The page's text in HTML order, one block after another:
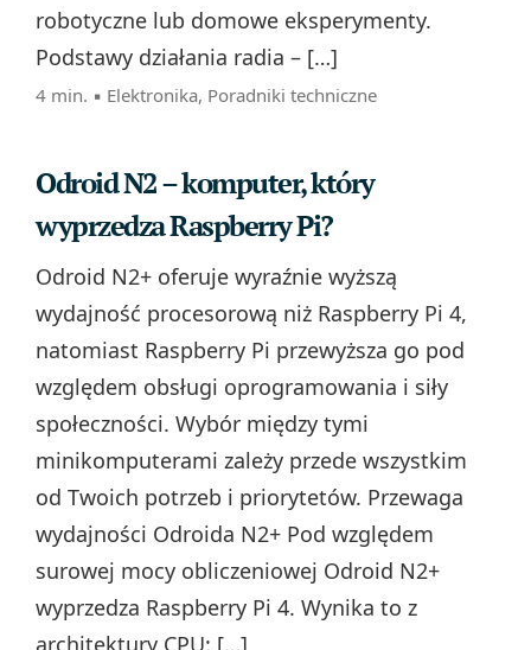
robotyczne lub domowe eksperymenty.
Podstawy działania radia – […]
4 min. ▪ Elektronika, Poradniki techniczne
Odroid N2 – komputer, który
wyprzedza Raspberry Pi?
Odroid N2+ oferuje wyraźnie wyższą
wydajność procesorową niż Raspberry Pi 4,
natomiast Raspberry Pi przewyższa go pod
względem obsługi oprogramowania i siły
społeczności. Wybór między tymi
minikomputerami zależy przede wszystkim
od Twoich potrzeb i priorytetów. Przewaga
wydajności Odroida N2+ Pod względem
surowej mocy obliczeniowej Odroid N2+
wyprzedza Raspberry Pi 4. Wynika to z